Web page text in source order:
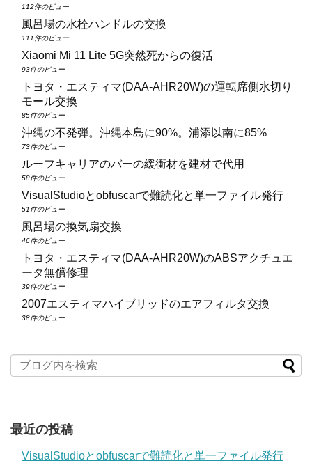
112件のビュー
風呂場の水栓ハンドルの交換
111件のビュー
Xiaomi Mi 11 Lite 5G突然死からの復活
93件のビュー
トヨタ・エスティマ(DAA‑AHR20W)の運転席側水切り
モール交換
85件のビュー
沖縄の不発弾。沖縄本島に90%。浦添以南に85%
73件のビュー
ルーフキャリアのバーの緩衝材を建材で代用
58件のビュー
VisualStudioとobfuscarで難読化と単一ファイル発行
51件のビュー
風呂場の換気扇交換
46件のビュー
トヨタ・エスティマ(DAA‑AHR20W)のABSアクチュエ
ータ無償修理
39件のビュー
2007エスティマハイブリッドのエアフィルタ交換
38件のビュー
最近の投稿
VisualStudioとobfuscarで難読化と単一ファイル発行